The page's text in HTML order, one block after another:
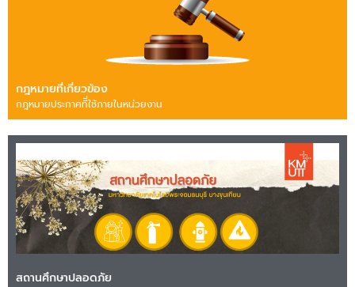
กฎหมายที่เกี่ยวข้อง
กฎหมายประกาศทีี่ใช้ภายในหน่วยงาน
สถานศึกษาปลอดภัย